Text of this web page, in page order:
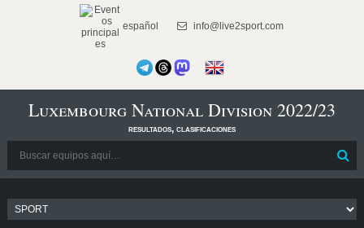
español info@live2sport.com
Luxembourg National Division 2022/23
resultados, clasificaciones